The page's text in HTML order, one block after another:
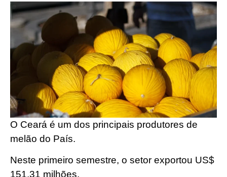
O Ceará é um dos principais produtores de
melão do País.
Neste primeiro semestre, o setor exportou US$
151,31 milhões.